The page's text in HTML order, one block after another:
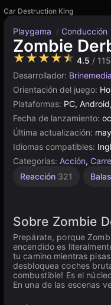
Car Destruction King
Playgama / Conducción
Zombie
★★★★★ 4.5 /
Desarrollador: Brinemedia
Orientación del juego:
Plataformas: PC,
Fecha de lanzamiento:
Última actualización:
Idiomas compatibles:
Categorías: Acción,
Reacción 321 Balas
Derby
Apocalipsis
Agilidad
De 1
Sangrientos
Películas
Arcade
Aventura
Survivors-
Sobre Zombie
Prepárate, porque
encendido es
tu camino mientras
desbloquea coches
combustible! Es el
En una de las escenas